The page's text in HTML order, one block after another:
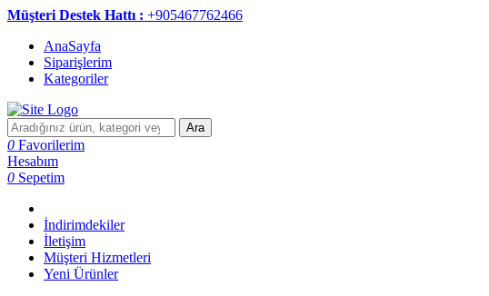
Müşteri Destek Hattı : +905467762466
AnaSayfa
Siparişlerim
Kategoriler
Ara
0 Favorilerim
Hesabım
0 Sepetim
İndirimdekiler
İletişim
Müşteri Hizmetleri
Yeni Ürünler